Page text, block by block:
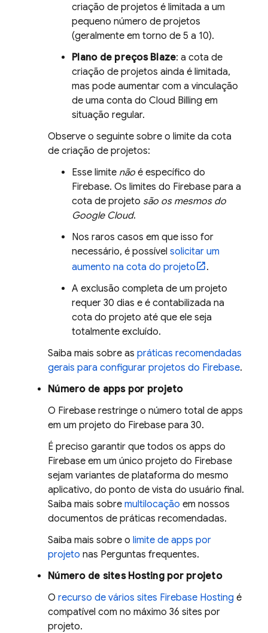
criação de projetos é limitada a um
pequeno número de projetos
(geralmente em torno de 5 a 10).
Plano de preços Blaze: a cota de
criação de projetos ainda é limitada,
mas pode aumentar com a vinculação
de uma conta do Cloud Billing em
situação regular.
Observe o seguinte sobre o limite da cota
de criação de projetos:
Esse limite não é específico do
Firebase. Os limites do Firebase para a
cota de projeto são os mesmos do
Google Cloud.
Nos raros casos em que isso for
necessário, é possível solicitar um
aumento na cota do projeto
.
A exclusão completa de um projeto
requer 30 dias e é contabilizada na
cota do projeto até que ele seja
totalmente excluído.
Saiba mais sobre as práticas recomendadas
gerais para configurar projetos do Firebase.
Número de apps por projeto
O Firebase restringe o número total de apps
em um projeto do Firebase para 30.
É preciso garantir que todos os apps do
Firebase em um único projeto do Firebase
sejam variantes de plataforma do mesmo
aplicativo, do ponto de vista do usuário final.
Saiba mais sobre multilocação em nossos
documentos de práticas recomendadas.
Saiba mais sobre o limite de apps por
projeto nas Perguntas frequentes.
Número de sites Hostingpor projeto
O recurso de vários sites Firebase Hosting é
compatível com no máximo 36 sites por
projeto.